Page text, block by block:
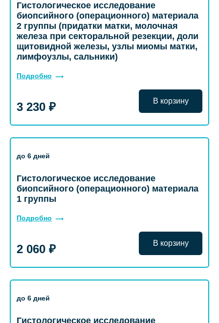
Гистологическое исследование
биопсийного (операционного) материала
2 группы (придатки матки, молочная
железа при секторальной резекции, доли
щитовидной железы, узлы миомы матки,
лимфоузлы, сальники)
Подробно
3 230 ₽ В корзину
до 6 дней
Гистологическое исследование
биопсийного (операционного) материала
1 группы
Подробно
2 060 ₽ В корзину
до 6 дней
Гистологическое исследование